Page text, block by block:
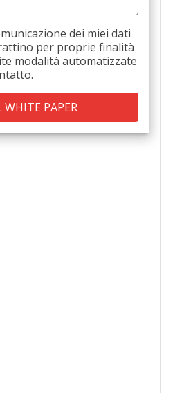
dei miei dati
per proprie finalità
modalità automatizzate